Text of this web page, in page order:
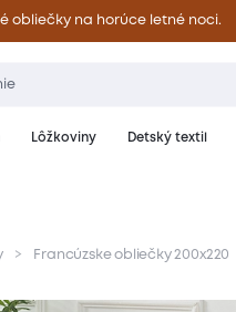
obliečky na horúce letné noci.
Lôžkoviny Detský textil
produktu Materiál a
Francúzske obliečky 200x220